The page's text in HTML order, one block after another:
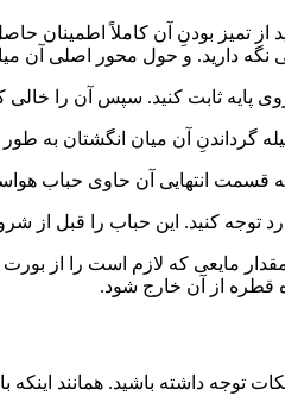
نگه دارید. و حول محور اصلی آن
پایه ثابت کنید. سپس آن را
آن میان انگشتان به طور
قسمت انتهایی آن حاوی حباب
توجه کنید. این حباب را قبل از
مقدار مایعی که لازم است را از
قطره از آن خارج شود.
توجه داشته باشید. همانند